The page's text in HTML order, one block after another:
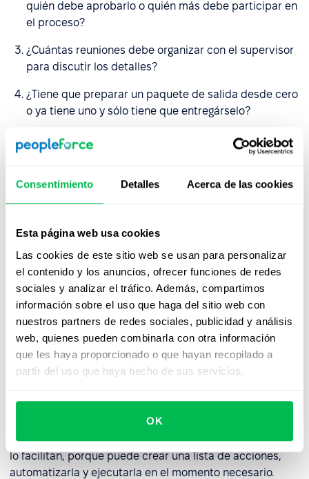
Consentimiento Detalles Acerca de las cookies
Esta página web usa cookies
Las cookies de este sitio web se usan para personalizar
el contenido y los anuncios, ofrecer funciones de redes
sociales y analizar el tráfico. Además, compartimos
información sobre el uso que haga del sitio web con
nuestros partners de redes sociales, publicidad y análisis
web, quienes pueden combinarla con otra información
que les haya proporcionado o que hayan recopilado a
partir del uso que haya hecho de sus servicios.
OK
quién debe aprobarlo o quién más debe participar en
el proceso?
¿Cuántas reuniones debe organizar con el supervisor
para discutir los detalles?
¿Tiene que preparar un paquete de salida desde cero
o ya tiene uno y sólo tiene que entregárselo?
¿Hará una entrevista para saber qué tipo de
emociones y actitudes tienen las personas, o lo
¿Quién desempeñará las funciones del empleado tras
¿Cuánto tiempo llevará realizar todos los pagos y
comprobar si hay deudas con el empleado?
¿Qué información debe obtener del empleado (por
ejemplo, qué proyectos no ha cerrado, qué piensa
hacer antes de irse)?
¿Es necesario organizar una reunión de despedida?
Su tarea consiste en organizar el proceso de despido de
su empleado para que transcurra sin problemas y pueda
partir pacíficamente. Y lasherramientas de PeopleForce
lo facilitan, porque puede crear una lista de acciones,
automatizarla y ejecutarla en el momento necesario.